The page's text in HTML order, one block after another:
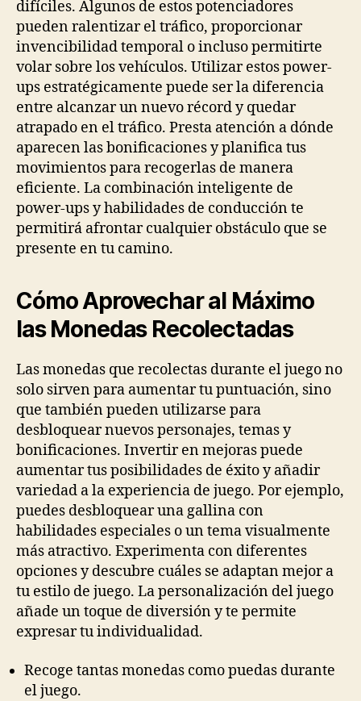
difíciles. Algunos de estos potenciadores
pueden ralentizar el tráfico, proporcionar
invencibilidad temporal o incluso permitirte
volar sobre los vehículos. Utilizar estos power-
ups estratégicamente puede ser la diferencia
entre alcanzar un nuevo récord y quedar
atrapado en el tráfico. Presta atención a dónde
aparecen las bonificaciones y planifica tus
movimientos para recogerlas de manera
eficiente. La combinación inteligente de
power-ups y habilidades de conducción te
permitirá afrontar cualquier obstáculo que se
presente en tu camino.
Cómo Aprovechar al Máximo
las Monedas Recolectadas
Las monedas que recolectas durante el juego no
solo sirven para aumentar tu puntuación, sino
que también pueden utilizarse para
desbloquear nuevos personajes, temas y
bonificaciones. Invertir en mejoras puede
aumentar tus posibilidades de éxito y añadir
variedad a la experiencia de juego. Por ejemplo,
puedes desbloquear una gallina con
habilidades especiales o un tema visualmente
más atractivo. Experimenta con diferentes
opciones y descubre cuáles se adaptan mejor a
tu estilo de juego. La personalización del juego
añade un toque de diversión y te permite
expresar tu individualidad.
Recoge tantas monedas como puedas durante
el juego.